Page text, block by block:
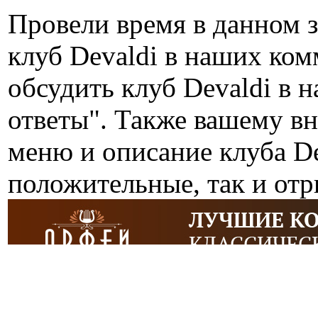
Провели время в данном
клуб Devaldi в наших
обсудить клуб Devaldi в
ответы". Также вашему
меню и описание клуба
положительные, так и